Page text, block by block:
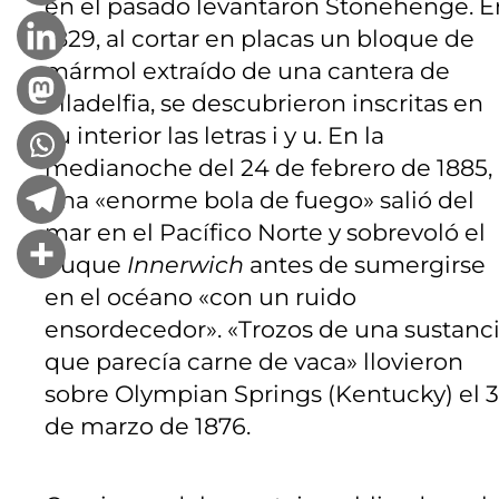
en el pasado levantaron Stonehenge.
1829, al cortar en placas un bloque de
mármol extraído de una cantera de
Filadelfia, se descubrieron inscritas en
su interior las letras i y u. En la
medianoche del 24 de febrero de 1885,
una «enorme bola de fuego» salió del
mar en el Pacífico Norte y sobrevoló el
buque Innerwich antes de sumergirse
en el océano «con un ruido
ensordecedor». «Trozos de una
que parecía carne de vaca» llovieron
sobre Olympian Springs (Kentucky) el 3
de marzo de 1876.